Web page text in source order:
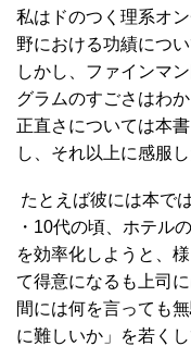
私はドのつく理系オ
野における功績につ
しかし、ファインマ
グラムのすごさはわ
正直さについては本
し、それ以上に感服し
たとえば彼には本で
・10代の頃、ホテル
を効率化しようと、
て得意になるも上司
間には何を言っても
に難しいか」を若く